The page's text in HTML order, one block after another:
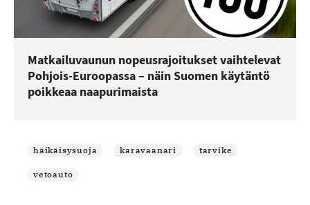
Matkailuvaunun nopeusrajoitukset vaihtelevat
Pohjois-Euroopassa – näin Suomen käytäntö
poikkeaa naapurimaista
häikäisysuoja karavaanari tarvike
vetoauto